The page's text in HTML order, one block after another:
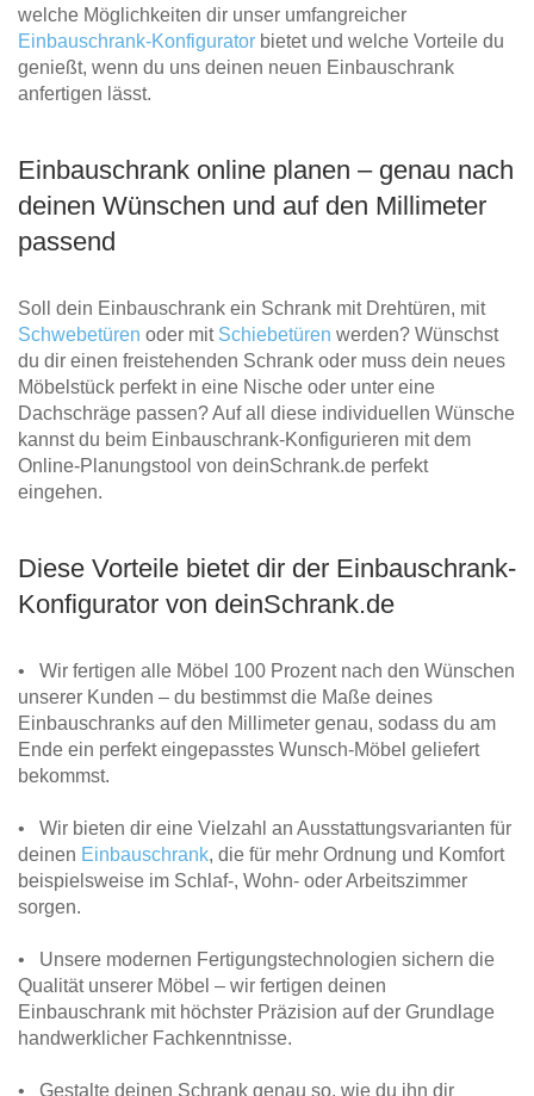
welche Möglichkeiten dir unser umfangreicher
Einbauschrank-Konfigurator bietet und welche Vorteile du
genießt, wenn du uns deinen neuen Einbauschrank
anfertigen lässt.
Einbauschrank online planen – genau nach
deinen Wünschen und auf den Millimeter
passend
Soll dein Einbauschrank ein Schrank mit Drehtüren, mit
Schwebetüren oder mit Schiebetüren werden? Wünschst
du dir einen freistehenden Schrank oder muss dein neues
Möbelstück perfekt in eine Nische oder unter eine
Dachschräge passen? Auf all diese individuellen Wünsche
kannst du beim Einbauschrank-Konfigurieren mit dem
Online-Planungstool von deinSchrank.de perfekt
eingehen.
Diese Vorteile bietet dir der Einbauschrank-
Konfigurator von deinSchrank.de
• Wir fertigen alle Möbel 100 Prozent nach den Wünschen
unserer Kunden – du bestimmst die Maße deines
Einbauschranks auf den Millimeter genau, sodass du am
Ende ein perfekt eingepasstes Wunsch-Möbel geliefert
bekommst.
• Wir bieten dir eine Vielzahl an Ausstattungsvarianten für
deinen Einbauschrank, die für mehr Ordnung und Komfort
beispielsweise im Schlaf-, Wohn- oder Arbeitszimmer
sorgen.
• Unsere modernen Fertigungstechnologien sichern die
Qualität unserer Möbel – wir fertigen deinen
Einbauschrank mit höchster Präzision auf der Grundlage
handwerklicher Fachkenntnisse.
• Gestalte deinen Schrank genau so, wie du ihn dir